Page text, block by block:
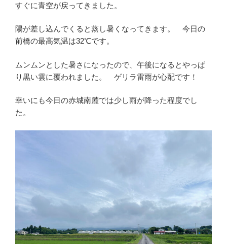
すぐに青空が戻ってきました。
陽が差し込んでくると蒸し暑くなってきます。 今日の
前橋の最高気温は32℃です。
ムンムンとした暑さになったので、午後になるとやっぱ
り黒い雲に覆われました。 ゲリラ雷雨が心配です！
幸いにも今日の赤城南麓では少し雨が降った程度でし
た。